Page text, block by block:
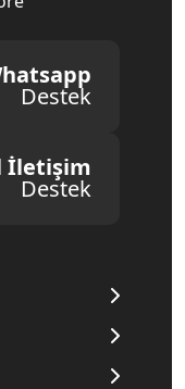
Destek
İletişim
Destek